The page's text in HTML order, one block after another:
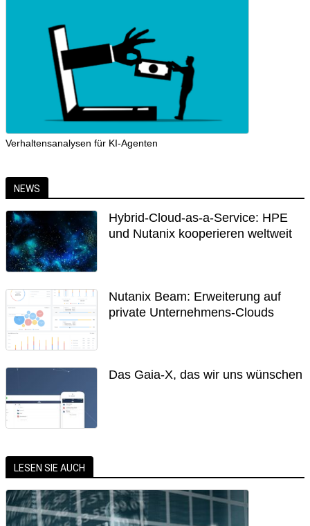
Verhaltensanalysen für KI-Agenten
NEWS
Hybrid-Cloud-as-a-Service: HPE
und Nutanix kooperieren weltweit
Nutanix Beam: Erweiterung auf
private Unternehmens-Clouds
Das Gaia-X, das wir uns wünschen
LESEN SIE AUCH